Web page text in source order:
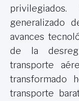
generalizado
avances
de la
transporte
transformado
transporte